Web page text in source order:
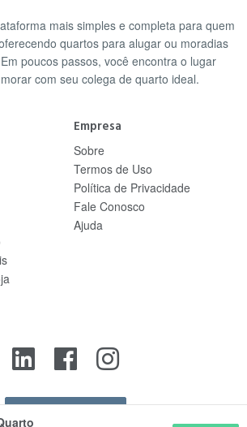
mais simples e completa para quem
quartos para alugar ou moradias
poucos passos, você encontra o lugar
com seu colega de quarto ideal.
Empresa
Sobre
Termos de Uso
Política de Privacidade
Fale Conosco
Ajuda